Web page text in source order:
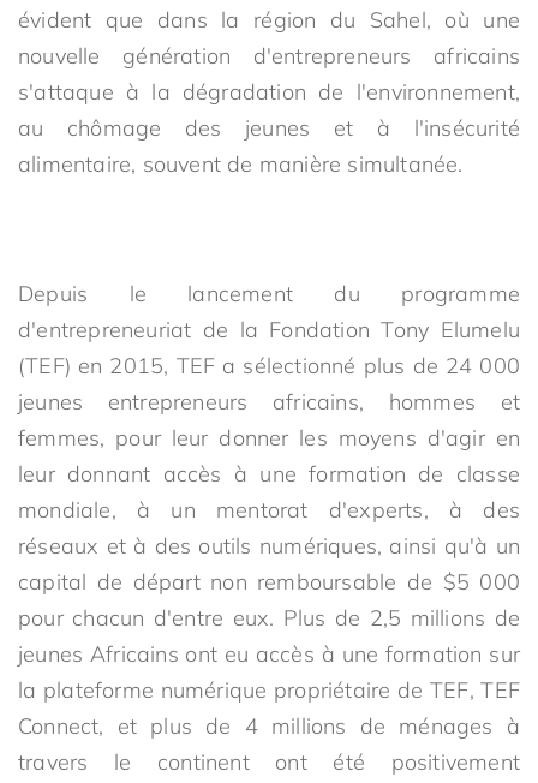
évident que dans la région du Sahel, où une
nouvelle génération d'entrepreneurs africains
s'attaque à la dégradation de l'environnement,
au chômage des jeunes et à l'insécurité
alimentaire, souvent de manière simultanée.
Depuis le lancement du programme
d'entrepreneuriat de la Fondation Tony Elumelu
(TEF) en 2015, TEF a sélectionné plus de 24 000
jeunes entrepreneurs africains, hommes et
femmes, pour leur donner les moyens d'agir en
leur donnant accès à une formation de classe
mondiale, à un mentorat d'experts, à des
réseaux et à des outils numériques, ainsi qu'à un
capital de départ non remboursable de $5 000
pour chacun d'entre eux. Plus de 2,5 millions de
jeunes Africains ont eu accès à une formation sur
la plateforme numérique propriétaire de TEF, TEF
Connect, et plus de 4 millions de ménages à
travers le continent ont été positivement